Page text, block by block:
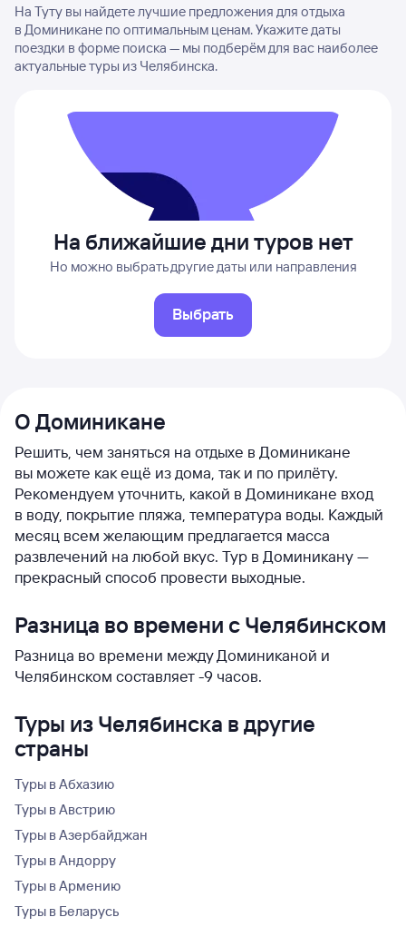
На Туту вы найдете лучшие предложения для отдыха
в Доминикане по оптимальным ценам. Укажите даты
поездки в форме поиска — мы подберём для вас наиболее
актуальные туры из Челябинска.
На ближайшие дни туров нет
Но можно выбрать другие даты или направления
Выбрать
О Доминикане
Решить, чем заняться на отдыхе в Доминикане
вы можете как ещё из дома, так и по прилёту.
Рекомендуем уточнить, какой в Доминикане вход
в воду, покрытие пляжа, температура воды. Каждый
месяц всем желающим предлагается масса
развлечений на любой вкус. Тур в Доминикану —
прекрасный способ провести выходные.
Разница во времени с Челябинском
Разница во времени между Доминиканой и
Челябинском составляет -9 часов.
Туры из Челябинска в другие
страны
Туры в Абхазию
Туры в Австрию
Туры в Азербайджан
Туры в Андорру
Туры в Армению
Туры в Беларусь